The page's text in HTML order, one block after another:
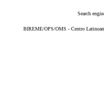
Search
BIREME/OPS/OMS - Centro